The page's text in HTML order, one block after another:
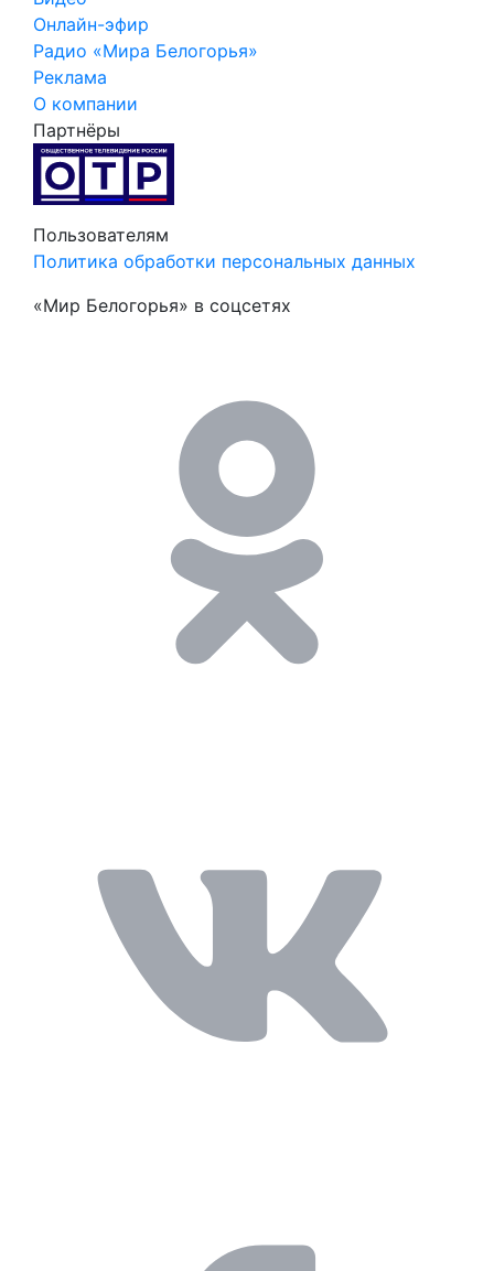
Онлайн-эфир
Радио «Мира Белогорья»
Реклама
О компании
Партнёры
Пользователям
Политика обработки персональных данных
«Мир Белогорья» в соцсетях